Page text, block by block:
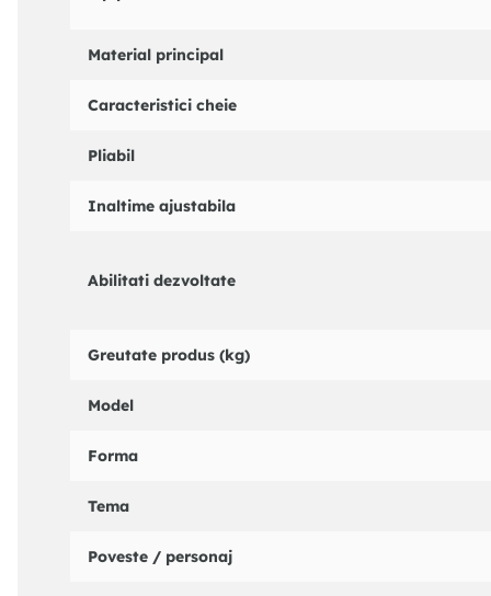
Material principal
Caracteristici cheie
Pliabil
Inaltime ajustabila
Abilitati dezvoltate
Greutate produs (kg)
Model
Forma
Tema
Poveste / personaj